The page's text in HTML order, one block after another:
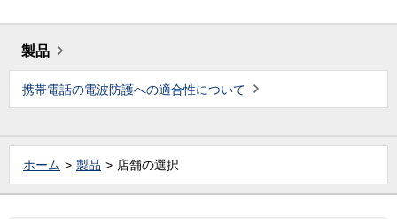
製品
携帯電話の電波防護への適合性について
ホーム 製品 店舗の選択